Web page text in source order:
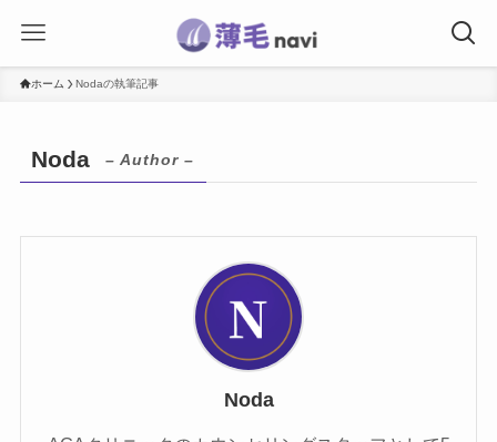
ホーム Nodaの執筆記事
Noda – Author –
Noda